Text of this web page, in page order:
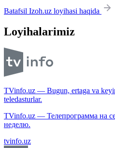
Batafsil Izoh.uz loyihasi haqida
Loyihalarimiz
TVinfo.uz — Bugun, ertaga va
teledasturlar.
TVinfo.uz — Телепрограмма на
неделю.
tvinfo.uz